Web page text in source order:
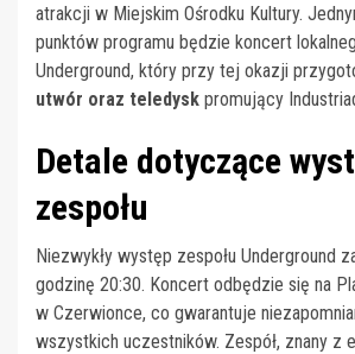
atrakcji w Miejskim Ośrodku Kultury.
punktów programu będzie koncert
Underground, który przy tej okazji
utwór oraz teledysk promujący
Detale dotyczące
zespołu
Niezwykły występ zespołu Underground
godzinę 20:30. Koncert odbędzie się na
w Czerwionce, co gwarantuje
wszystkich uczestników. Zespół, znany z